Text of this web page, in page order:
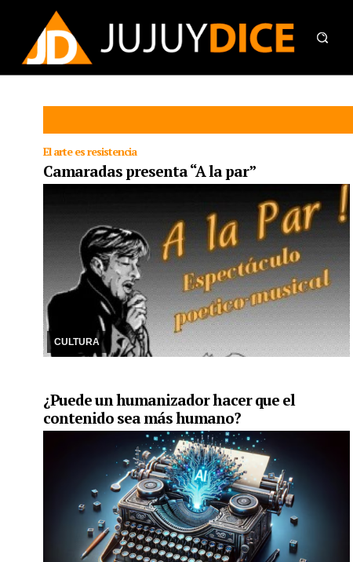
El arte es resistencia
Camaradas presenta “A la par”
CULTURA
22/05/2025 Los camaradas Omar Lafuente y Jorge Giles resisten
en el escenario de El Pasillo, llevando la poesía y la música como
banderas al publico.
¿Puede un humanizador hacer que el
contenido sea más humano?
05/03/2025 La IA, al ser una tecnología basada en algoritmos,